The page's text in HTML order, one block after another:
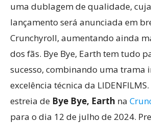
uma dublagem de qualidade,
lançamento será anunciada em
Crunchyroll, aumentando ainda
dos fãs. Bye Bye, Earth tem tudo
sucesso, combinando uma trama
excelência técnica da
estreia de Bye Bye, Earth na
para o dia 12 de julho de 2024.